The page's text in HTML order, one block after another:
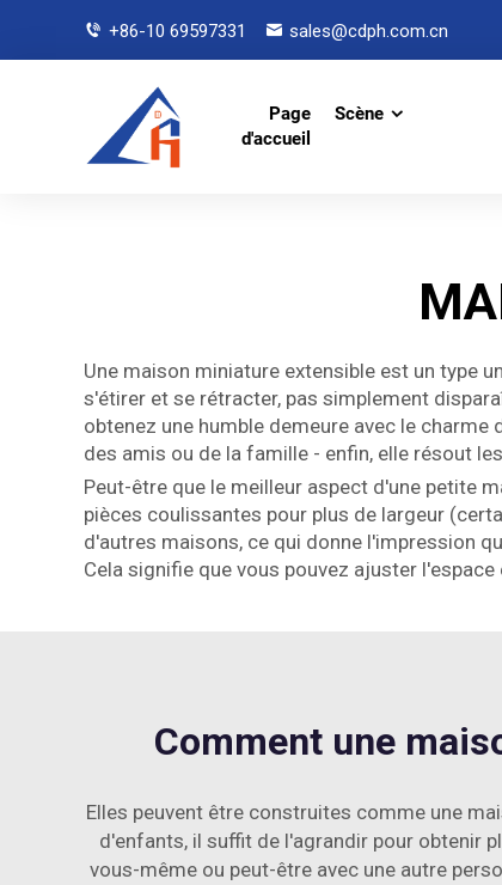
+86-10 69597331 sales@cdph.com.cn
Page
d'accueil
Scène
Une maison miniature extensible est un type
s'étirer et se rétracter, pas simplement
obtenez une humble demeure avec le
des amis ou de la famille - enfin, elle résout
Peut-être que le meilleur aspect d'une petite
pièces coulissantes pour plus de largeur
d'autres maisons, ce qui donne l'impression
Cela signifie que vous pouvez ajuster
Comment une
Elles peuvent être construites comme une
d'enfants, il suffit de l'agrandir pour obtenir
vous-même ou peut-être avec une autre